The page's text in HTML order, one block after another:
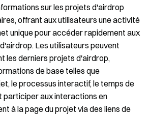
sur les projets d'airdrop
offrant aux utilisateurs une activité
unique pour accéder rapidement aux
Les utilisateurs peuvent
les derniers projets d'airdrop,
de base telles que
le processus interactif, le temps de
participer aux interactions en
à la page du projet via des liens de